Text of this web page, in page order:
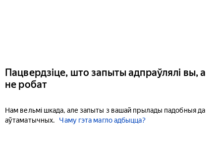
Пацвердзіце, што запыты адпраўлялі вы, а
не робат
Нам вельмі шкада, але запыты з вашай прылады падобныя да
аўтаматычных.
Чаму гэта магло адбыцца?